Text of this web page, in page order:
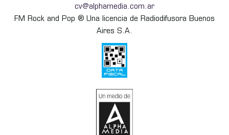
cv@alphamedia.com.ar
FM Rock and Pop ® Una licencia de Radiodifusora Buenos
Aires S.A.